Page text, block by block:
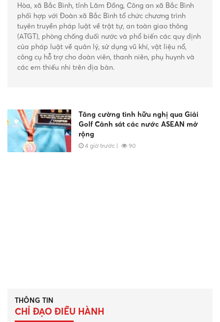
Tăng cường tình hữu nghị qua Giải
Golf Cảnh sát các nước ASEAN mở
rộng
4 giờ trước | 90
trấn áp tội phạm. Dự buổi lễ có Đại tá Nguyễn Văn
- Phó Giám đốc Công an tỉnh; đồng chí Ngô Đức Trọng
Bí thư Đảng ủy, Chủ tịch HĐND phường; lãnh đạo
phường cùng tập thể cán bộ, chiến sĩ Công an phường
Nam Gia Nghĩa.
THÔNG TIN
CHỈ ĐẠO ĐIỀU HÀNH